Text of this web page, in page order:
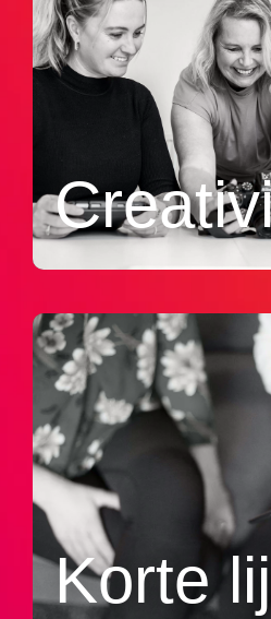
Korte